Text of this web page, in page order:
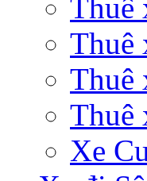
Thuê
Thuê
Thuê
Thuê
Xe